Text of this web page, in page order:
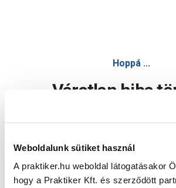
Weboldalunk sütiket használ
A praktiker.hu weboldal látogatásakor
hogy a Praktiker Kft. és szerződött
Hoppá ...
Váratlan hiba
Oldal újratöltése